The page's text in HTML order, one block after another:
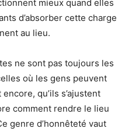
mieux quand elles
d’absorber cette charge
au lieu.
ne sont pas toujours les
où les gens peuvent
qu’ils s’ajustent
comment rendre le lieu
genre d’honnêteté vaut